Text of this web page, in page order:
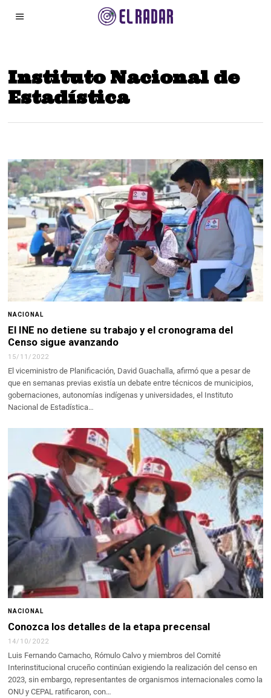
Instituto Nacional de
Estadística
NACIONAL
El INE no detiene su trabajo y el cronograma del
Censo sigue avanzando
15/11/2022
El viceministro de Planificación, David Guachalla, afirmó que a pesar de
que en semanas previas existía un debate entre técnicos de municipios,
gobernaciones, autonomías indígenas y universidades, el Instituto
Nacional de Estadística…
NACIONAL
Conozca los detalles de la etapa precensal
14/10/2022
Luis Fernando Camacho, Rómulo Calvo y miembros del Comité
Interinstitucional cruceño continúan exigiendo la realización del censo en
2023, sin embargo, representantes de organismos internacionales como la
ONU y CEPAL ratificaron, con…